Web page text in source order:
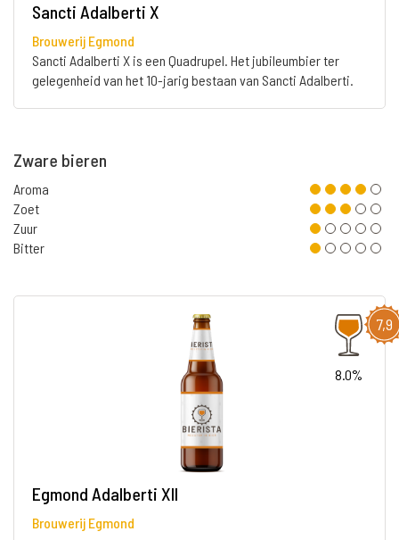
Sancti Adalberti X
Brouwerij Egmond
Sancti Adalberti X is een Quadrupel. Het jubileumbier ter
gelegenheid van het 10-jarig bestaan van Sancti Adalberti.
Zware bieren
Aroma
Zoet
Zuur
Bitter
7,9
8.0%
Egmond Adalberti XII
Brouwerij Egmond